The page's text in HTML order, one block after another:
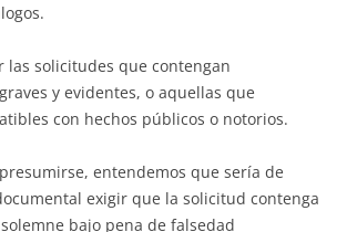
las solicitudes que contengan
y evidentes, o aquellas que
con hechos públicos o notorios.
entendemos que sería de
exigir que la solicitud contenga
bajo pena de falsedad